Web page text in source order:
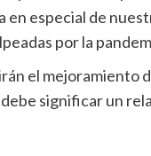
en especial de
por la
el mejoramiento
significar un